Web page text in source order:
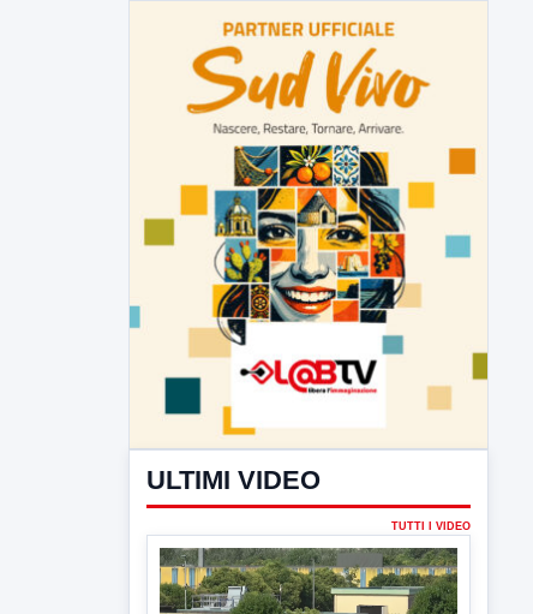
ULTIMI VIDEO
TUTTI I VIDEO
7 AGOSTO 2026 ATTUALITÀ
Miasmi e Calore, l'ASL parla
Nessuna nuova moria di pesci e nessuna
criticità igienico-sanitaria nel...